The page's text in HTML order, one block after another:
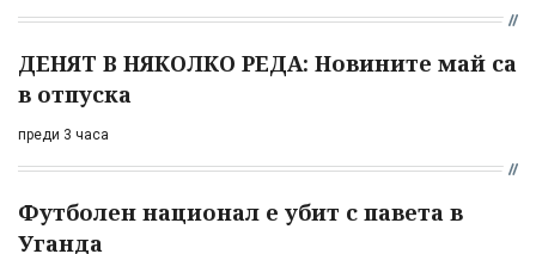
ДЕНЯТ В НЯКОЛКО РЕДА: Новините май са
в отпуска
преди 3 часа
Футболен национал е убит с павета в
Уганда